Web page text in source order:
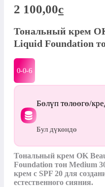
2 100,00c
Тональный крем
Liquid Foundation
0-0-6
Бөлүп төлөөгө/
Бул дүкөндө
Тональный крем OK
Foundation тон Medium
крем с SPF 20 для
естественного сияния.